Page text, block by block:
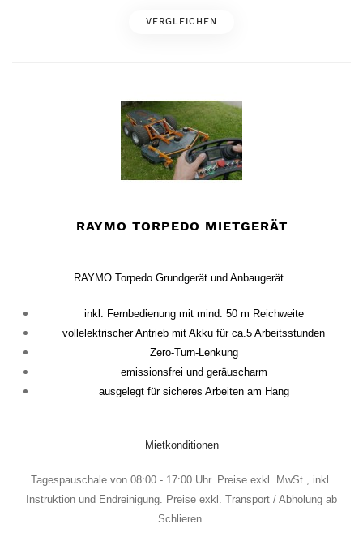
VERGLEICHEN
RAYMO TORPEDO MIETGERÄT
RAYMO Torpedo Grundgerät und Anbaugerät.
inkl. Fernbedienung mit mind. 50 m Reichweite
vollelektrischer Antrieb mit Akku für ca.5 Arbeitsstunden
Zero-Turn-Lenkung
emissionsfrei und geräuscharm
ausgelegt für sicheres Arbeiten am Hang
Mietkonditionen
Tagespauschale von 08:00 - 17:00 Uhr. Preise exkl. MwSt., inkl.
Instruktion und Endreinigung. Preise exkl. Transport / Abholung ab
Schlieren.